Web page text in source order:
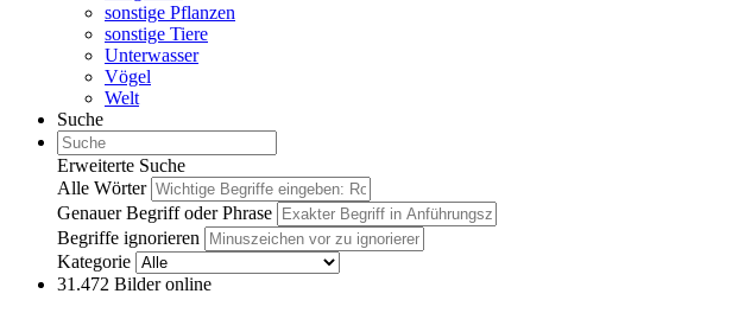
sonstige Pflanzen
sonstige Tiere
Unterwasser
Vögel
Welt
Suche
Erweiterte Suche
Alle Wörter
Genauer Begriff oder Phrase
Begriffe ignorieren
Kategorie
31.472 Bilder online